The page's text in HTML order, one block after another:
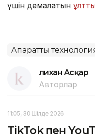
үшін демалатын
Ақпараттық
Әлихан Асқар
Авторлар
11:05, 30 Шілде 2026
TikTok пен